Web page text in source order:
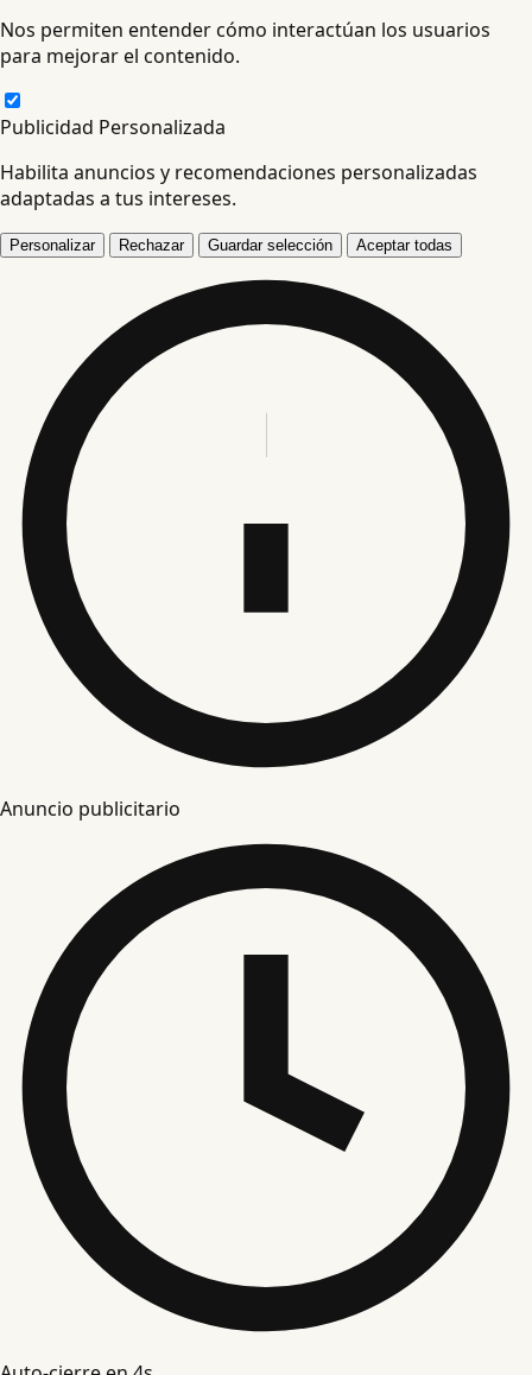
Nos permiten entender cómo interactúan los usuarios
para mejorar el contenido.
Publicidad Personalizada
Habilita anuncios y recomendaciones personalizadas
adaptadas a tus intereses.
Personalizar Rechazar Guardar selección Aceptar todas
Anuncio publicitario